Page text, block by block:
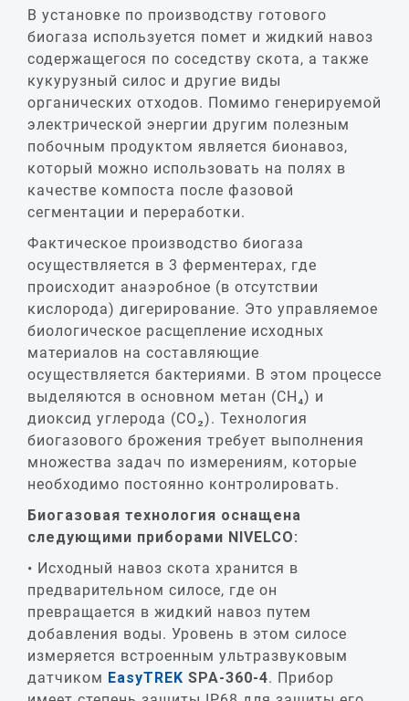
В установке по производству готового
биогаза используется помет и жидкий навоз
содержащегося по соседству скота, а также
кукурузный силос и другие виды
органических отходов. Помимо генерируемой
электрической энергии другим полезным
побочным продуктом является бионавоз,
который можно использовать на полях в
качестве компоста после фазовой
сегментации и переработки.
Фактическое производство биогаза
осуществляется в 3 ферментерах, где
происходит анаэробное (в отсутствии
кислорода) дигерирование. Это управляемое
биологическое расщепление исходных
материалов на составляющие
осуществляется бактериями. В этом процессе
выделяются в основном метан (CH₄) и
диоксид углерода (CO₂). Технология
биогазового брожения требует выполнения
множества задач по измерениям, которые
необходимо постоянно контролировать.
Биогазовая технология оснащена
следующими приборами NIVELCO:
Исходный навоз скота хранится в
предварительном силосе, где он
превращается в жидкий навоз путем
добавления воды. Уровень в этом силосе
измеряется встроенным ультразвуковым
датчиком EasyTREK SPA-360-4. Прибор